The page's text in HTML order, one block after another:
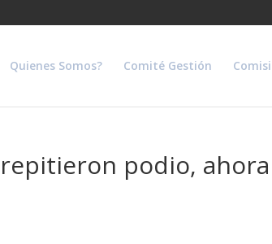
Quienes Somos? Comité Gestión
repitieron podio,